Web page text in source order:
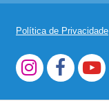
Política de Privacidade